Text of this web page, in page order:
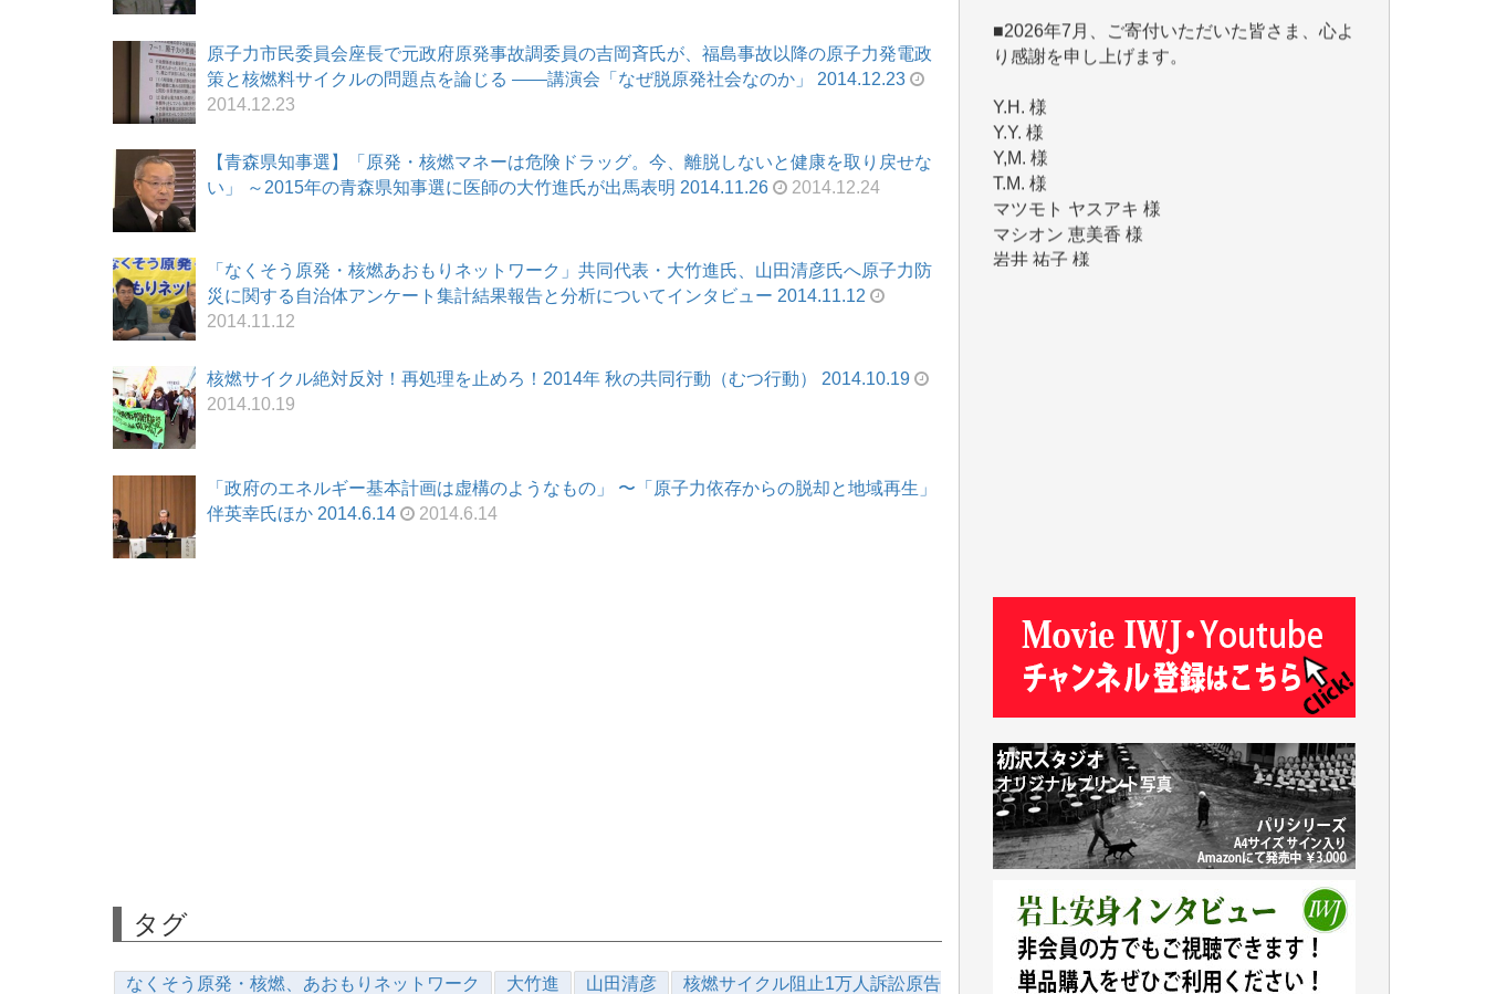
原子力市民委員会座長で元政府原発事故調委員の吉岡斉氏が、福島事故以降の原子力発電政
策と核燃料サイクルの問題点を論じる ――講演会「なぜ脱原発社会なのか」 2014.12.23
2014.12.23
【青森県知事選】「原発・核燃マネーは危険ドラッグ。今、離脱しないと健康を取り戻せな
い」 ～2015年の青森県知事選に医師の大竹進氏が出馬表明 2014.11.26
2014.12.24
「なくそう原発・核燃あおもりネットワーク」共同代表・大竹進氏、山田清彦氏へ原子力防
災に関する自治体アンケート集計結果報告と分析についてインタビュー 2014.11.12
2014.11.12
核燃サイクル絶対反対！再処理を止めろ！2014年 秋の共同行動（むつ行動） 2014.10.19
2014.10.19
「政府のエネルギー基本計画は虚構のようなもの」 〜「原子力依存からの脱却と地域再生」
伴英幸氏ほか 2014.6.14
2014.6.14
タグ
なくそう原発・核燃、あおもりネットワーク 大竹進 山田清彦
核燃サイクル阻止1万人訴訟原告
Y.H. 様
Y,M. 様
T.M. 様
マツモト ヤスアキ 様
マシオン 恵美香 様
岩井 祐子 様
吉村 隆子 様
新城 靖 様
山本賢二 様
吉住俊昭 様
徳山匡 様
松本益美 様
井出 隆太 様
及川昭男 様
岩井祐子 様
藤田英之 様
藤岡比左志 様
井出 隆太 様
小池説夫 様
アオキカナメ 様